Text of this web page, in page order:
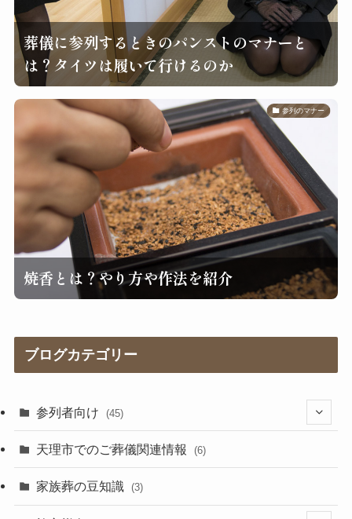
葬儀に参列するときのパンストのマナーと
は？タイツは履いて行けるのか
参列のマナー
焼香とは？やり方や作法を紹介
ブログカテゴリー
参列者向け (45)
(25)
(17)
天理市でのご葬儀関連情報 (6)
家族葬の豆知識 (3)